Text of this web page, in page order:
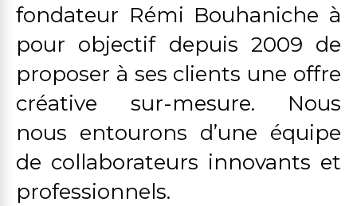
fondateur Rémi Bouhaniche à
pour objectif depuis 2009 de
proposer à ses clients une offre
créative sur-mesure. Nous
nous entourons d’une équipe
de collaborateurs innovants et
professionnels.